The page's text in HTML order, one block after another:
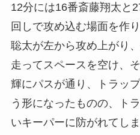
12分には16番斎藤翔太と
回しで攻め込む場面を作
聡太が左から攻め上がり
走ってスペースを空け、
輝にパスが通り、トラッ
う形になったものの、ト
いキーパーに防がれてしま